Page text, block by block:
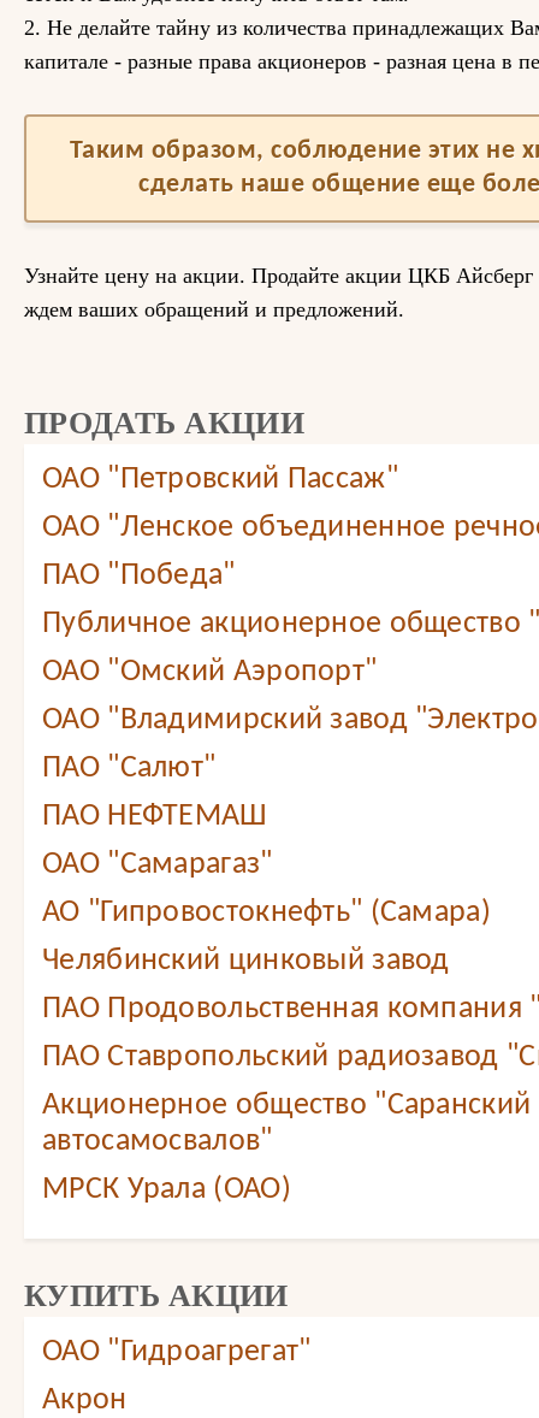
2. Не делайте тайну из количества принадлежащих
капитале - разные права акционеров - разная цена в
Таким образом, соблюдение этих не
сделать наше общение еще
Узнайте цену на акции. Продайте акции ЦКБ
ждем ваших обращений и предложений.
ПРОДАТЬ АКЦИИ
ОАО "Петровский Пассаж"
ОАО "Ленское объединенное
ПАО "Победа"
Публичное акционерное общество
ОАО "Омский Аэропорт"
ОАО "Владимирский завод
ПАО "Салют"
ПАО НЕФТЕМАШ
ОАО "Самарагаз"
АО "Гипровостокнефть" (Самара)
Челябинский цинковый завод
ПАО Продовольственная
ПАО Ставропольский радиозавод
Акционерное общество "Саранский
автосамосвалов"
МРСК Урала (ОАО)
КУПИТЬ АКЦИИ
ОАО "Гидроагрегат"
Акрон